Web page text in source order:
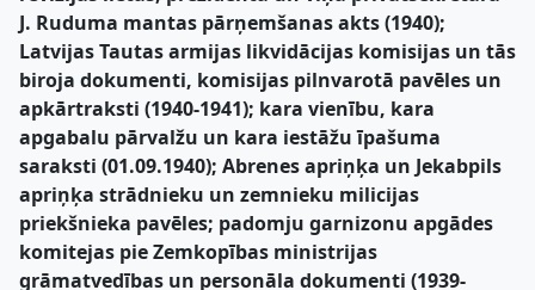
J. Ruduma mantas pārņemšanas akts (1940);
Latvijas Tautas armijas likvidācijas komisijas un tās
biroja dokumenti, komisijas pilnvarotā pavēles un
apkārtraksti (1940-1941); kara vienību, kara
apgabalu pārvalžu un kara iestāžu īpašuma
saraksti (01.09.1940); Abrenes apriņķa un Jekabpils
apriņķa strādnieku un zemnieku milicijas
priekšnieka pavēles; padomju garnizonu apgādes
komitejas pie Zemkopības ministrijas
grāmatvedības un personāla dokumenti (1939-